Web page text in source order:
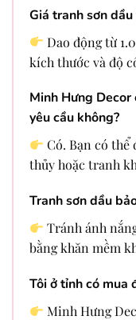
Giá tranh sơn
Dao động từ
kích thước và độ
Minh Hưng
yêu cầu không?
Có. Bạn có thể
thủy hoặc tranh
Tranh sơn dầu
Tránh ánh
bằng khăn mềm
Tôi ở tỉnh có mua
Minh Hưng